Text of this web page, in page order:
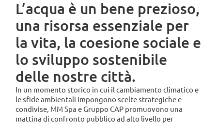
L’acqua è un bene prezioso,
una risorsa essenziale per
la vita, la coesione sociale e
lo sviluppo sostenibile
delle nostre città.
In un momento storico in cui il cambiamento climatico e
le sfide ambientali impongono scelte strategiche e
condivise, MM Spa e Gruppo CAP promuovono una
mattina di confronto pubblico ad alto livello per